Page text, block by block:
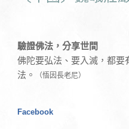
驗證佛法，分享世間
佛陀要弘法、要入滅，都要
法。
（悟因長老尼）
Facebook